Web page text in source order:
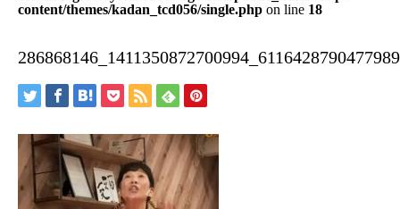
content/themes/kadan_tcd056/single.php on line 18